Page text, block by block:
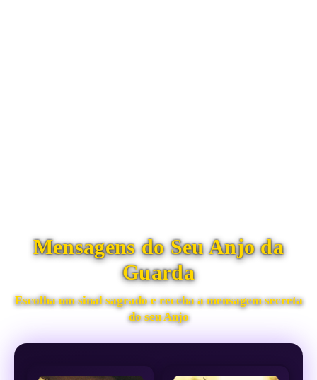
Mensagens do Seu Anjo da
Guarda
Escolha um sinal sagrado e receba a mensagem secreta
do seu Anjo